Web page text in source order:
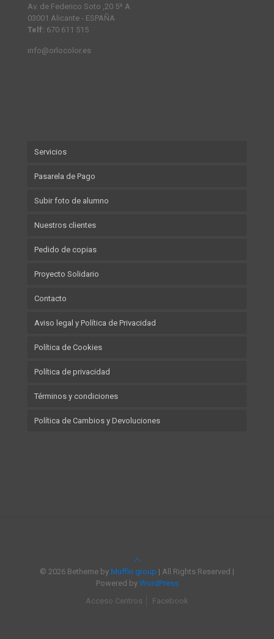
Av. de Federico Soto ,20 5º A
03001 Alicante - ESPAÑA
Telf: 670 611 515
info@orlocolor.es
Servicios
Pasarela de Pago
Subir foto de alumno
Nuestros clientes
Pedido de copias
Proyecto Solidario
Contacto
Aviso legal y Política de Privacidad
Política de Cookies
Política de privacidad
Términos y condiciones
Política de Cambios y Devoluciones
© 2026 Betheme by Muffin group | All Rights Reserved |
Powered by WordPress
Acceso Centros
Facebook